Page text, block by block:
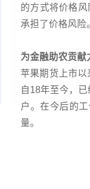
的方式将价格
承担了价格风险
为金融助农贡献
苹果期货上市以
自18年至今，
户。在今后的
量。